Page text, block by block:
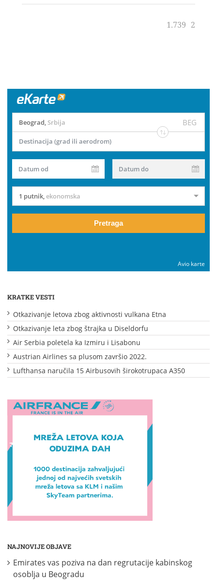
1.739 2
Beograd, Srbija BEG
Destinacija (grad ili aerodrom)
Datum od Datum do
1 putnik,ekonomska
Pretraga
Avio karte
KRATKE VESTI
Otkazivanje letova zbog aktivnosti vulkana Etna
Otkazivanje leta zbog štrajka u Diseldorfu
Air Serbia poletela ka Izmiru i Lisabonu
Austrian Airlines sa plusom završio 2022.
Lufthansa naručila 15 Airbusovih širokotrupaca A350
NAJNOVIJE OBJAVE
Emirates vas poziva na dan regrutacije kabinskog
osoblja u Beogradu